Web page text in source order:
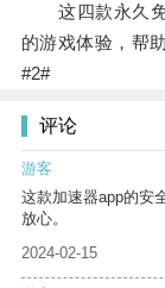
这四款永久免
的游戏体验，帮
#2#
评论
游客
这款加速器app的安
放心。
2024-02-15